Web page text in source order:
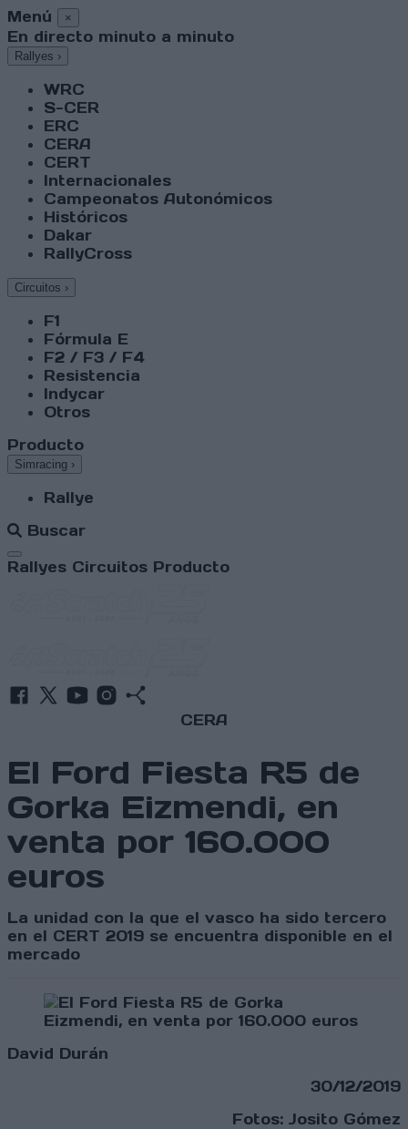
Menú ×
En directo minuto a minuto
Rallyes ›
WRC
S-CER
ERC
CERA
CERT
Internacionales
Campeonatos Autonómicos
Históricos
Dakar
RallyCross
Circuitos ›
F1
Fórmula E
F2 / F3 / F4
Resistencia
Indycar
Otros
Producto
Simracing ›
Rallye
Buscar
Abrir menú
Rallyes Circuitos Producto
CERA
El Ford Fiesta R5 de
Gorka Eizmendi, en
venta por 160.000
euros
La unidad con la que el vasco ha sido tercero
en el CERT 2019 se encuentra disponible en el
mercado
David Durán
30/12/2019
Fotos: Josito Gómez